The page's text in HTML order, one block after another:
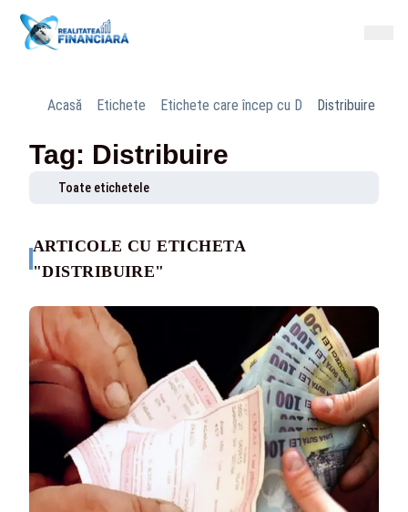
Acasă Etichete Etichete care încep cu D Distribuire
Tag: Distribuire
Toate etichetele
ARTICOLE CU ETICHETA
"DISTRIBUIRE"